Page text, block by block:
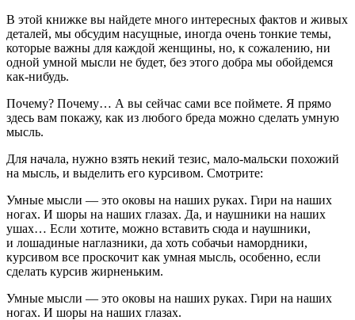
В этой книжке вы найдете много интересных фактов и живых
деталей, мы обсудим насущные, иногда очень тонкие темы,
которые важны для каждой женщины, но, к сожалению, ни
одной умной мысли не будет, без этого добра мы обойдемся
как-нибудь.
Почему? Почему… А вы сейчас сами все поймете. Я прямо
здесь вам покажу, как из любого бреда можно сделать умную
мысль.
Для начала, нужно взять некий тезис, мало-мальски похожий
на мысль, и выделить его курсивом. Смотрите:
Умные мысли — это оковы на наших руках. Гири на наших
ногах. И шоры на наших глазах. Да, и наушники на наших
ушах… Если хотите, можно вставить сюда и наушники,
и лошадиные наглазники, да хоть собачьи намордники,
курсивом все проскочит как умная мысль, особенно, если
сделать курсив жирненьким.
Умные мысли — это оковы на наших руках. Гири на наших
ногах. И шоры на наших глазах.